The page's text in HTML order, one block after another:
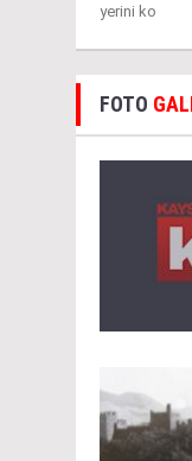
yerini ko
FOTO